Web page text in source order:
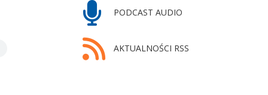
PODCAST AUDIO
AKTUALNOŚCI RSS